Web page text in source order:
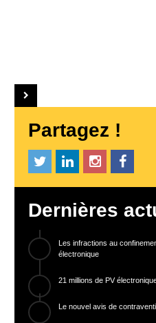
Partagez !
Dernières
Les infractions au
électronique
21 millions de PV
Le nouvel avis de